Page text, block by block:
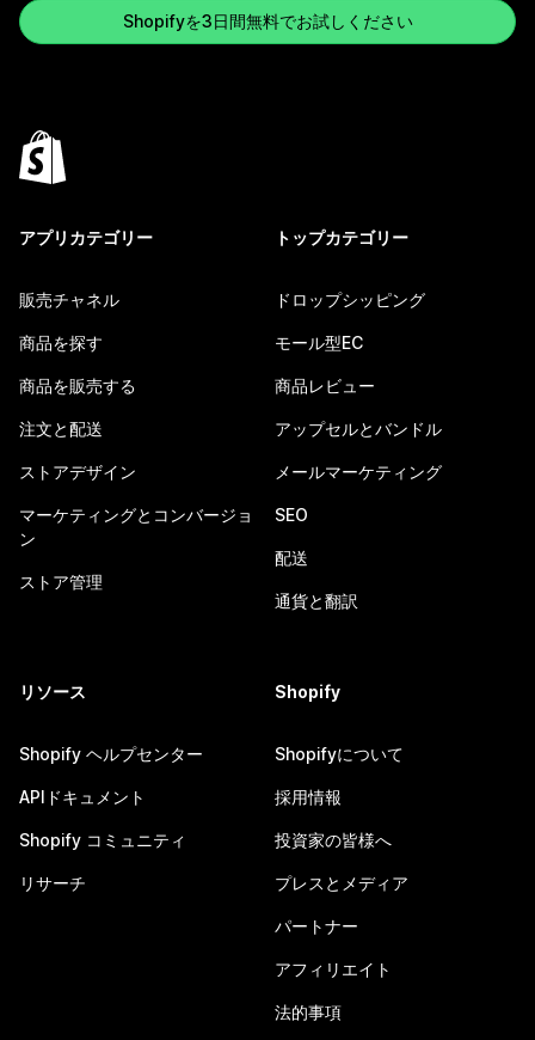
Shopifyを3日間無料でお試しください
アプリカテゴリー
販売チャネル
商品を探す
商品を販売する
注文と配送
ストアデザイン
マーケティングとコンバージョ
ン
ストア管理
トップカテゴリー
ドロップシッピング
モール型EC
商品レビュー
アップセルとバンドル
メールマーケティング
SEO
配送
通貨と翻訳
リソース
Shopify ヘルプセンター
APIドキュメント
Shopify コミュニティ
リサーチ
Shopify
Shopifyについて
採用情報
投資家の皆様へ
プレスとメディア
パートナー
アフィリエイト
法的事項